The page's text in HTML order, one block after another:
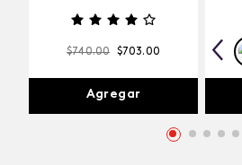
$740.00 $703.00
Agregar